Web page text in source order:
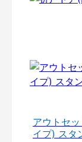
アウトセ
イプ) スタ